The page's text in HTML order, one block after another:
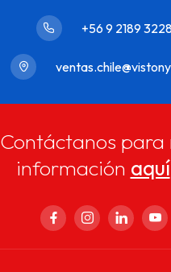
+56 9 2189
Contáctanos para
información aquí